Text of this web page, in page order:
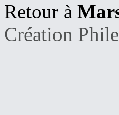
Retour à
Création